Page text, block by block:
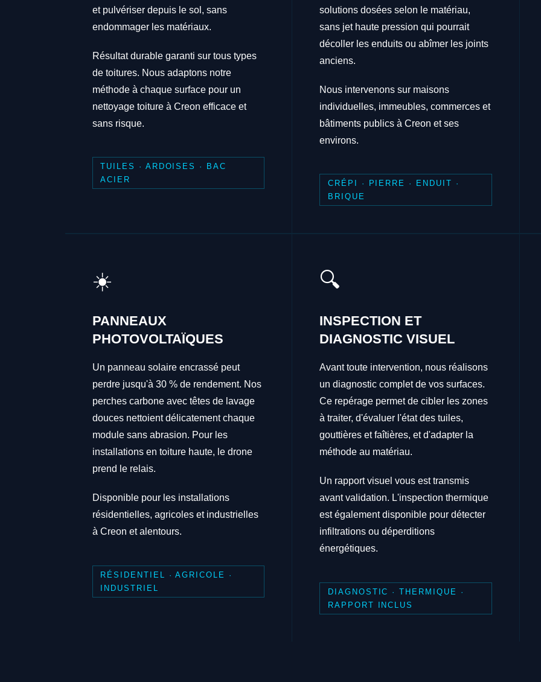
et pulvériser depuis le sol, sans
endommager les matériaux.
Résultat durable garanti sur tous types
de toitures. Nous adaptons notre
méthode à chaque surface pour un
nettoyage toiture à Creon efficace et
sans risque.
TUILES · ARDOISES · BAC
ACIER
solutions dosées selon le matériau,
sans jet haute pression qui pourrait
décoller les enduits ou abîmer les joints
anciens.
Nous intervenons sur maisons
individuelles, immeubles, commerces et
bâtiments publics à Creon et ses
environs.
CRÉPI · PIERRE · ENDUIT ·
BRIQUE
☀️
PANNEAUX
PHOTOVOLTAÏQUES
Un panneau solaire encrassé peut
perdre jusqu'à 30 % de rendement. Nos
perches carbone avec têtes de lavage
douces nettoient délicatement chaque
module sans abrasion. Pour les
installations en toiture haute, le drone
prend le relais.
Disponible pour les installations
résidentielles, agricoles et industrielles
à Creon et alentours.
RÉSIDENTIEL · AGRICOLE ·
INDUSTRIEL
🔍
INSPECTION ET
DIAGNOSTIC VISUEL
Avant toute intervention, nous réalisons
un diagnostic complet de vos surfaces.
Ce repérage permet de cibler les zones
à traiter, d'évaluer l'état des tuiles,
gouttières et faîtières, et d'adapter la
méthode au matériau.
Un rapport visuel vous est transmis
avant validation. L'inspection thermique
est également disponible pour détecter
infiltrations ou déperditions
énergétiques.
DIAGNOSTIC · THERMIQUE ·
RAPPORT INCLUS